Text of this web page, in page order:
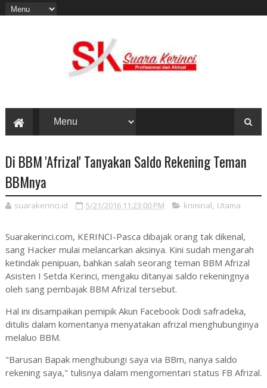
Di BBM 'Afrizal' Tanyakan Saldo Rekening Teman
BBMnya
suarakerinci.id 5/21/2016 11:23:00 PM kriminal, Utama
Suarakerinci.com, KERINCI-Pasca dibajak orang tak dikenal,
sang Hacker mulai melancarkan aksinya. Kini sudah mengarah
ketindak penipuan, bahkan salah seorang teman BBM Afrizal
Asisten I Setda Kerinci, mengaku ditanyai saldo rekeningnya
oleh sang pembajak BBM Afrizal tersebut.
Hal ini disampaikan pemipik Akun Facebook Dodi safradeka,
ditulis dalam komentanya menyatakan afrizal menghubunginya
melaluo BBM.
"Barusan Bapak menghubungi saya via BBm, nanya saldo
rekening saya," tulisnya dalam mengomentari status FB Afrizal.